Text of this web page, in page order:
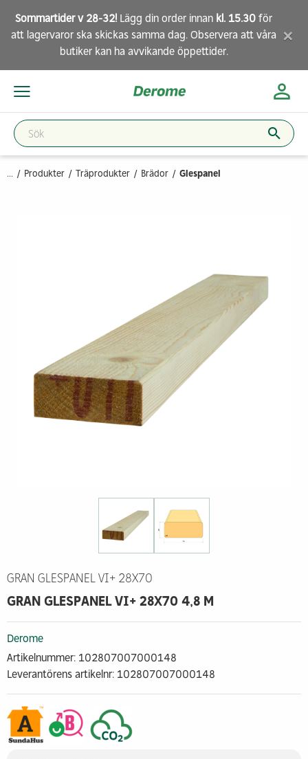
Sommartider v 28-32! Lägg din order innan kl. 15.30 för
att lagervaror ska skickas samma dag. Observera att våra
butikerkan ha avvikande öppettider. ×
... Produkter Träprodukter Brädor Glespanel
GRAN GLESPANEL VI+ 28X70
GRAN GLESPANEL VI+ 28X70 4,8 M
Derome
Artikelnummer: 102807007000148
Leverantörens artikelnr: 102807007000148